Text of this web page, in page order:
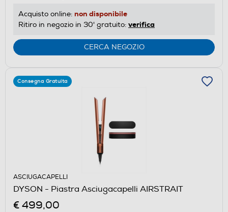
Acquisto online: non disponibile
Ritiro in negozio in 30' gratuito: verifica
CERCA NEGOZIO
Consegna Gratuita
ASCIUGACAPELLI
DYSON - Piastra Asciugacapelli AIRSTRAIT
€ 499,00